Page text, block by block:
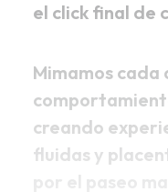
el click final de
Mimamos
creando
fluidas y